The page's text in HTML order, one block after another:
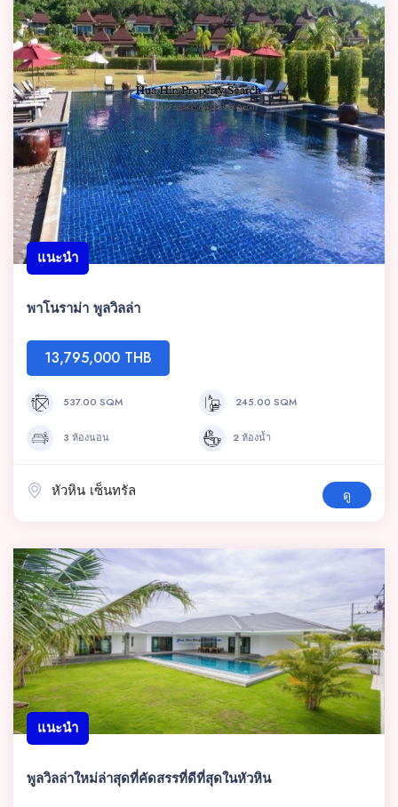
แนะนำ
พาโนราม่า พูลวิลล่า
13,795,000 THB
537.00 SQM 245.00 SQM
3 ห้องนอน 2 ห้องน้ำ
หัวหิน เซ็นทรัล ดู
แนะนำ
พูลวิลล่าใหม่ล่าสุดที่คัดสรรที่ดีที่สุดในหัวหิน